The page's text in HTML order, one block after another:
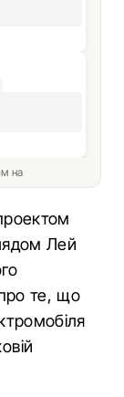
на
Лей
те, що